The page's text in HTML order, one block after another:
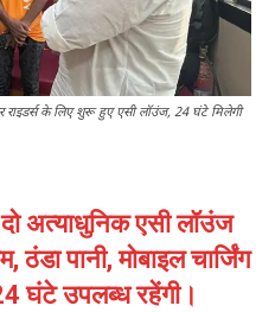
राइडर्स के लिए शुरू हुए एसी लॉउंज, 24 घंटे मिलेगी
अत्याधुनिक एसी लॉउंज
पानी, मोबाइल चार्जिंग
घंटे उपलब्ध रहेंगी।